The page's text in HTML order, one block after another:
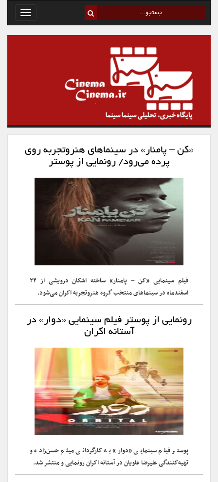
Toggle
«کن – پامنار» در سینماهای هنروتجربه روی
پرده می‌رود/ رونمایی از پوستر
فیلم سینمایی «کن – پامنار» ساخته اشکان درویشی از ۲۴
اسفندماه در سینماهای منتخب گروه هنروتجربه اکران می‌شود.
رونمایی از پوستر فیلم سینمایی «دوار» در
آستانه اکران
پوستر فیلم سینمایی «دوار» به کارگردانی میثم حسن‌زاده و
تهیه‌کنندگی علیرضا علویان در آستانه اکران رونمایی و منتشر شد.